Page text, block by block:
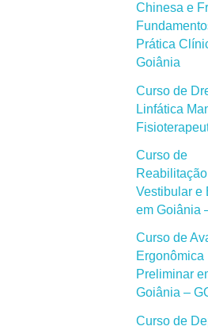
Chinesa e
Prática
Goiânia
Curso de
Linfática
Curso de
Reabilitação
Vestibular e
em Goiânia
Curso de
Ergonômica
Preliminar
Goiânia –
Curso de